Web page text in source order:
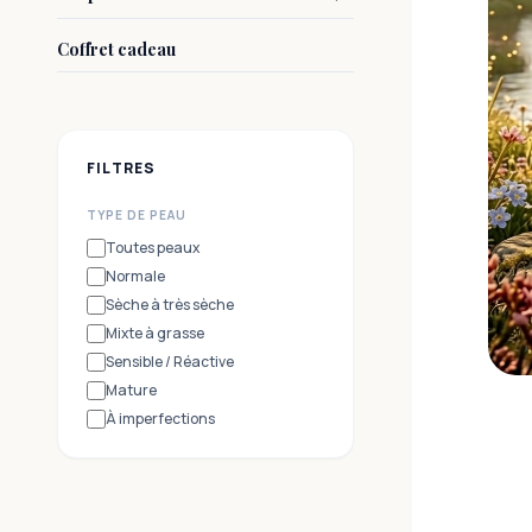
Coffret cadeau
FILTRES
TYPE DE PEAU
Toutes peaux
Normale
Sèche à très sèche
Mixte à grasse
Sensible / Réactive
Mature
À imperfections